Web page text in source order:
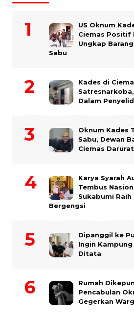
US Oknum
Ciemas Positif
Ungkap
Sabu
Kades di
Dalam
Oknum Kades
Sabu, Dewan
Ciemas
Karya Syarah
Tembus
Sukabumi
Bergengsi
Dipanggil ke
Ingin
Ditata
Rumah
Pencabulan
Gegerkan